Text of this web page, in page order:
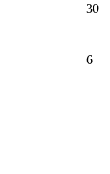
30
6